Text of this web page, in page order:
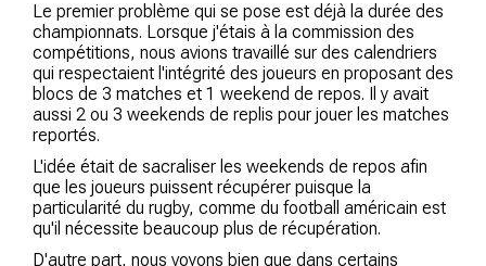
Le premier problème qui se pose est déjà la durée des
championnats. Lorsque j'étais à la commission des
compétitions, nous avions travaillé sur des calendriers
qui respectaient l'intégrité des joueurs en proposant des
blocs de 3 matches et 1 weekend de repos. Il y avait
aussi 2 ou 3 weekends de replis pour jouer les matches
reportés.
L'idée était de sacraliser les weekends de repos afin
que les joueurs puissent récupérer puisque la
particularité du rugby, comme du football américain est
qu'il nécessite beaucoup plus de récupération.
D'autre part, nous voyons bien que dans certains